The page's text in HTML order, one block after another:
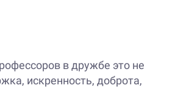
в дружбе это не
искренность, доброта,